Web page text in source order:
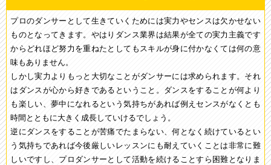
プロのダンサーとして生きていくためには実力やセンスは欠かせない
ものとなってきます。やはりダンス業界は結果が全ての実力主義です
からどれほど努力を重ねたとしてもスキルが身に付かなくては何の意
味もありません。
しかし実力よりもっと大切なことがダンサーには求められます。それ
はダンスが心から好きであるということ。ダンスをすることが何より
も楽しい、夢中になれるという気持ちがあれば例えセンスがなくとも
時間とともに大きく成長していけるでしょう。
逆にダンスをすることが苦痛でたまらない、何となく続けているとい
う気持ちであれば今後厳しいレッスンにも耐えていくことは非常に難
しいですし、プロダンサーとして活動を続けることすら困難となりま